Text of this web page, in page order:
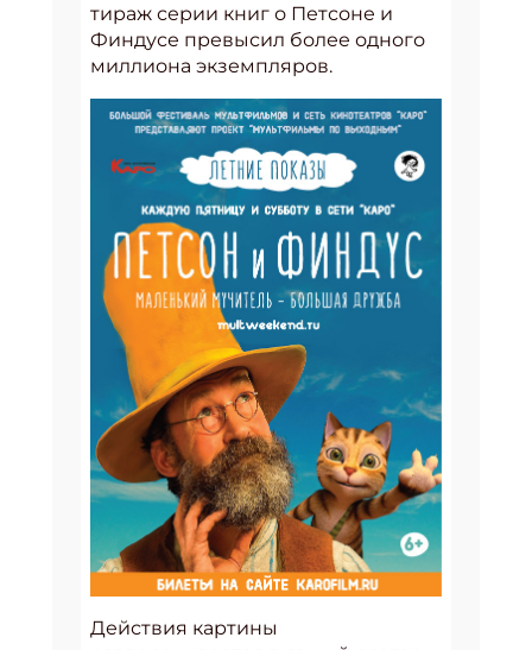
тираж серии книг о Петсоне и
Финдусе превысил более одного
миллиона экземпляров.
Действия картины